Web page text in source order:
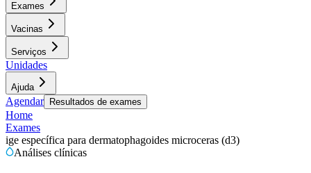
Exames
Vacinas
Serviços
Unidades
Ajuda
Agendar Resultados de exames
Home
Exames
ige específica para dermatophagoides microceras (d3)
Análises clínicas